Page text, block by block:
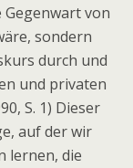
Gegenwart von
sondern
durch und
und privaten
S. 1) Dieser
auf der wir
lernen, die